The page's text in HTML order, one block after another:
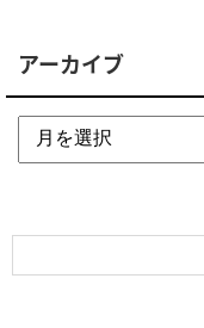
アーカイブ